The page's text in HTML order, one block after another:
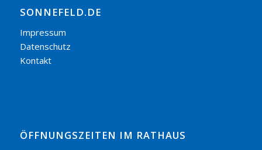
SONNEFELD.DE
Impressum
Datenschutz
Kontakt
ÖFFNUNGSZEITEN IM RATHAUS